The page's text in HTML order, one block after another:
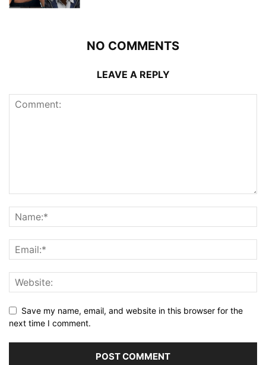
NO COMMENTS
LEAVE A REPLY
Save my name, email, and website in this browser for the
next time I comment.